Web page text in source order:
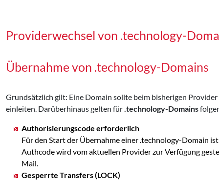
Providerwechsel von .technology-
Übernahme von .technology-Domains
Grundsätzlich gilt: Eine Domain sollte beim bisherigen
einleiten. Darüberhinaus gelten für .technology-Domains
Authorisierungscode erforderlich
Für den Start der Übernahme einer .technology-Domain
Authcode wird vom aktuellen Provider zur Verfügung
Mail.
Gesperrte Transfers (LOCK)